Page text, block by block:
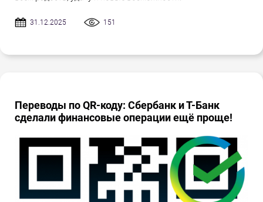
31.12.2025 151
Переводы по QR-коду: Сбербанк и Т-Банк
сделали финансовые операции ещё проще!